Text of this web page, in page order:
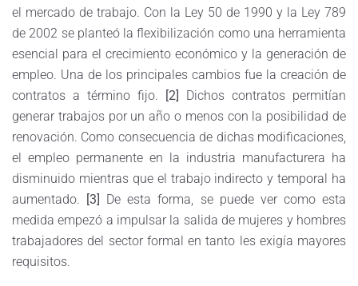
el mercado de trabajo. Con la Ley 50 de 1990 y la Ley 789
de 2002 se planteó la flexibilización como una herramienta
esencial para el crecimiento económico y la generación de
empleo. Una de los principales cambios fue la creación de
contratos a término fijo.
[2] Dichos contratos permitían
generar trabajos por un año o menos con la posibilidad de
renovación. Como consecuencia de dichas modificaciones,
el empleo permanente en la industria manufacturera ha
disminuido mientras que el trabajo indirecto y temporal ha
aumentado. [3] De esta forma, se puede ver como esta
medida empezó a impulsar la salida de mujeres y hombres
trabajadores del sector formal en tanto les exigía mayores
requisitos.